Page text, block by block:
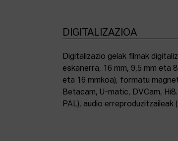
DIGITALIZAZIOA
Digitalizazio gelak filmak
eskanerra, 16 mm, 9,5 mm eta
eta 16 mmkoa), formatu
Betacam, U-matic, DVCam,
PAL), audio erreproduzitzaileak